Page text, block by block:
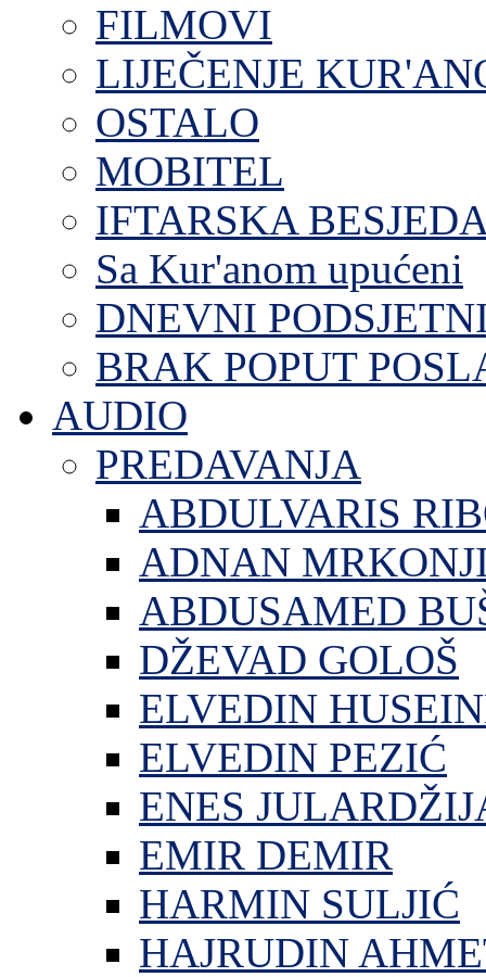
FILMOVI
LIJEČENJE
OSTALO
MOBITEL
IFTARSKA
Sa Kur'anom upućeni
DNEVNI
BRAK POPUT
AUDIO
PREDAVANJA
ABDULVARIS
ADNAN
ABDUSAMED
DŽEVAD GOLOŠ
ELVEDIN
ELVEDIN PEZIĆ
ENES
EMIR DEMIR
HARMIN SULJIĆ
HAJRUDIN